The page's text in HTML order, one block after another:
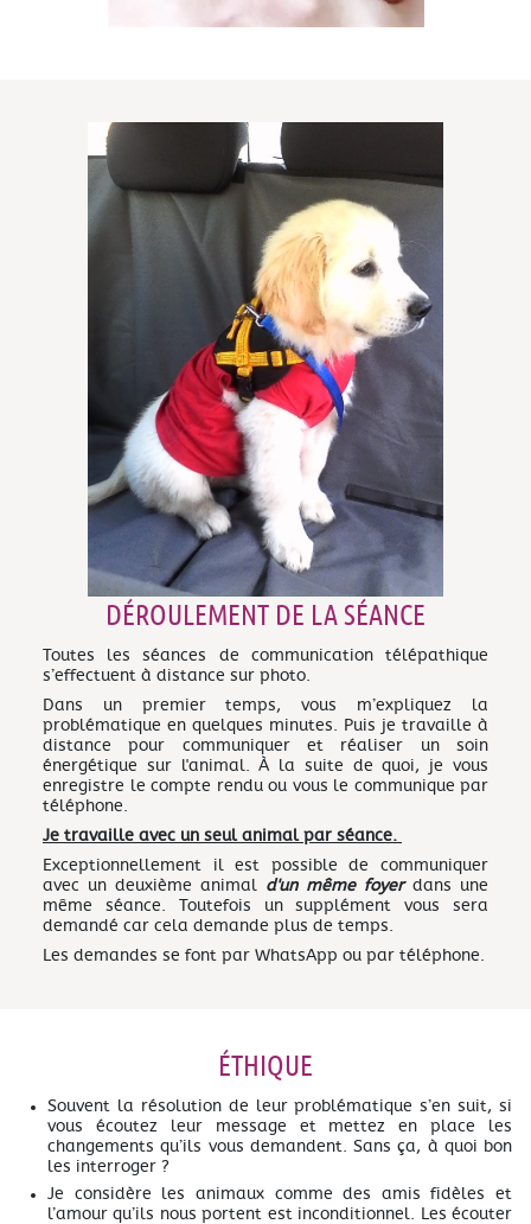
DÉROULEMENT DE LA SÉANCE
Toutes les séances de communication télépathique
s’effectuent à distance sur photo.
Dans un premier temps, vous m’expliquez la
problématique en quelques minutes. Puis je travaille à
distance pour communiquer et réaliser un soin
énergétique sur l'animal. À la suite de quoi, je vous
enregistre le compte rendu ou vous le communique par
téléphone.
Je travaille avec un seul animal par séance.
Exceptionnellement il est possible de communiquer
avec un deuxième animal d'un même foyer dans une
même séance. Toutefois un supplément vous sera
demandé car cela demande plus de temps.
Les demandes se font par WhatsApp ou par téléphone.
ÉTHIQUE
Souvent la résolution de leur problématique s’en suit, si
vous écoutez leur message et mettez en place les
changements qu’ils vous demandent. Sans ça, à quoi bon
les interroger ?
Je considère les animaux comme des amis fidèles et
l’amour qu’ils nous portent est inconditionnel. Les écouter